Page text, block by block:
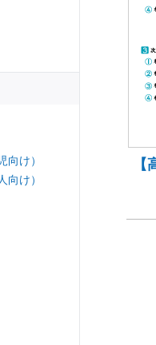
向け）
向け）